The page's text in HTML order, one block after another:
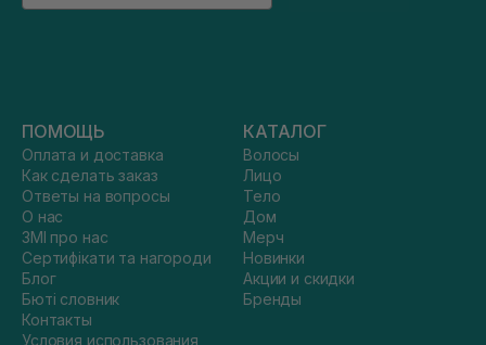
ПОМОЩЬ
Оплата и доставка
Как сделать заказ
Ответы на вопросы
О нас
ЗМІ про нас
Сертифікати та нагороди
Блог
Бюті словник
Контакты
Условия использования
КАТАЛОГ
Волосы
Лицо
Тело
Дом
Мерч
Новинки
Акции и скидки
Бренды